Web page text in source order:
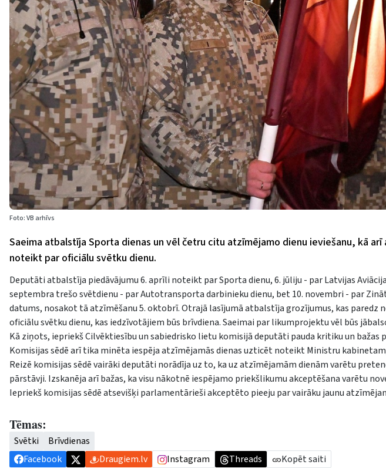
Foto: VB arhīvs
Saeima atbalstīja Sporta dienas un vēl četru citu atzīmējamo dienu ieviešanu, kā
noteikt par oficiālu svētku dienu.
Deputāti atbalstīja piedāvājumu 6. aprīli noteikt par Sporta dienu, 6. jūliju - par Latvijas
septembra trešo svētdienu - par Autotransporta darbinieku dienu, bet 10. novembri - par
datums, nosakot tā atzīmēšanu 5. oktobrī. Otrajā lasījumā atbalstīja grozījumus, kas paredz
oficiālu svētku dienu, kas iedzīvotājiem būs brīvdiena. Saeimai par likumprojektu vēl būs
Kā ziņots, iepriekš Cilvēktiesību un sabiedrisko lietu komisijā deputāti pauda kritiku un bažas
Komisijas sēdē arī tika minēta iespēja atzīmējamās dienas uzticēt noteikt Ministru
Reizē komisijas sēdē vairāki deputāti norādīja uz to, ka uz atzīmējamām dienām varētu
pārstāvji. Izskanēja arī bažas, ka visu nākotnē iespējamo priekšlikumu akceptēšana varētu
Iepriekš komisijas sēdē atsevišķi parlamentārieši akceptēto pieeju par vairāku jaunu
Tēmas:
Svētki
Brīvdienas
Facebook
Draugiem.lv Instagram Threads Kopēt saiti